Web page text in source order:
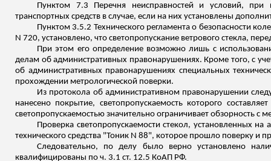
Пунктом 7.3 Перечня неисправностей и условий, при
транспортных средств в случае, если на них установлены
Пунктом 3.5.2 Технического регламента о безопасности
N 720, установлено, что светопропускание ветрового стекла,
При этом его определение возможно лишь с
делам об административных правонарушениях. Кроме того, с
об административных правонарушениях специальных
прохождении метрологической поверки.
Из протокола об административном правонарушении
нанесено покрытие, светопропускаемостькоторого
светопропускаемостью значительно ограничивает обзорность с
Проверка светопропускаемости стекол, установленных на
технического средства "Тоник N 88", которое прошло поверку и
Следовательно, по делу было верно установлено
квалифицированы по ч. 3.1 ст. 12.5 КоАП РФ.